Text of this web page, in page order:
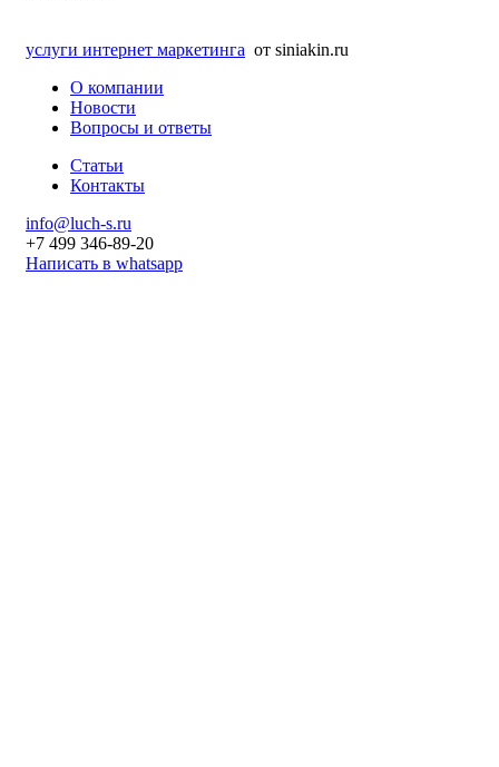
услуги интернет маркетинга от siniakin.ru
О компании
Новости
Вопросы и ответы
Статьи
Контакты
info@luch-s.ru
+7 499 346-89-20
Написать в whatsapp